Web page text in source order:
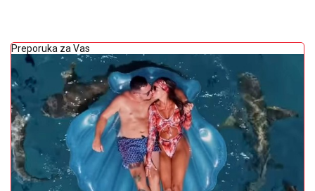
Preporuka za Vas